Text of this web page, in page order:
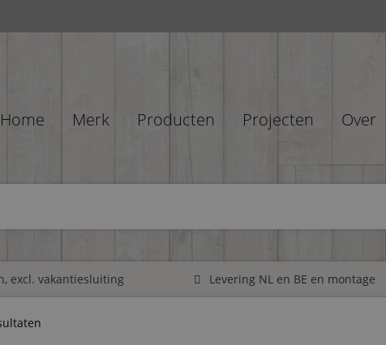
Home Merk Producten Projecten Over
excl. vakantiesluiting Levering NL en BE en montage